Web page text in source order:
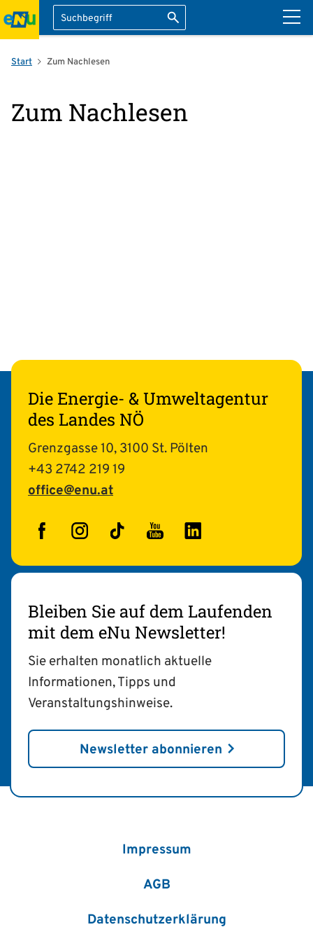
Suche Suche starten
überspringen
Start Zum Nachlesen
Zum Nachlesen
Die Energie- & Umweltagentur
des Landes NÖ
Grenzgasse 10, 3100 St. Pölten
+43 2742 219 19
office@enu.at
FacebookInstagram
TikTokYouTubeLinkedIn
Bleiben Sie auf dem Laufenden
mit dem eNu Newsletter!
Sie erhalten monatlich aktuelle
Informationen, Tipps und
Veranstaltungshinweise.
Newsletter abonnieren
Impressum
AGB
Datenschutzerklärung